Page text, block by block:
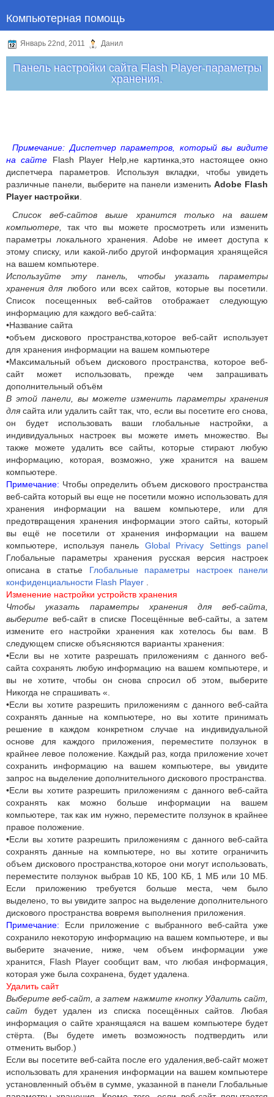
Компьютерная помощь
Январь 22nd, 2011 Данил
Панель настройки сайта Flash Player-параметры
хранения.
Примечание: Диспетчер параметров, который вы видите
на сайте Flash Player Help,не картинка,это настоящее окно
диспетчера параметров. Используя вкладки, чтобы увидеть
различные панели, выберите на панели изменитьAdobe Flash
Player настройки
Список веб-сайтов выше хранится только на вашем
компьютере, так что вы можете просмотреть или изменить
параметры локального хранения. Adobe не имеет доступа к
этому списку, или какой-либо другой информация хранящейся
на вашем компьютере.
Используйте эту панель, чтобы указать параметры
хранения для любого или всех сайтов, которые вы посетили.
Список посещенных веб-сайтов отображает следующую
информацию для каждого веб-сайта:
•Название сайта
•объем дискового пространства,которое веб-сайт использует
для хранения информации на вашем компьютере
•Максимальный объем дискового пространства, которое веб-
сайт может использовать, прежде чем запрашивать
дополнительный объём
В этой панели, вы можете изменить параметры хранения
для сайта или удалить сайт так, что, если вы посетите его снова,
он будет использовать ваши глобальные настройки, а
индивидуальных настроек вы можете иметь множество. Вы
также можете удалить все сайты, которые стирают любую
информацию, которая, возможно, уже хранится на вашем
компьютере.
Примечание: Чтобы определить объем дискового пространства
веб-сайта который вы еще не посетили можно использовать для
хранения информации на вашем компьютере, или для
предотвращения хранения информации этого сайты, который
вы ещё не посетили от хранения информации на вашем
компьютере, используя панель Global Privacy Settings panel
Глобальные параметры хранения русская версия настроек
описана в статье Глобальные параметры настроек панели
конфиденциальности Flash Player
Изменение настройки устройств хранения
Чтобы указать параметры хранения для веб-сайта,
выберите веб-сайт в списке Посещённые веб-сайты, а затем
измените его настройки хранения как хотелось бы вам. В
следующем списке объясняются варианты хранения:
•Если вы не хотите разрешать приложениям с данного веб-
сайта сохранять любую информацию на вашем компьютере, и
вы не хотите, чтобы он снова спросил об этом, выберите
Никогда не спрашивать «.
•Если вы хотите разрешить приложениям с данного веб-сайта
сохранять данные на компьютере, но вы хотите принимать
решение в каждом конкретном случае на индивидуальной
основе для каждого приложения, переместите ползунок в
крайнее левое положение. Каждый раз, когда приложение хочет
сохранить информацию на вашем компьютере, вы увидите
запрос на выделение дополнительного дискового пространства.
•Если вы хотите разрешить приложениям с данного веб-сайта
сохранять как можно больше информации на вашем
компьютере, так как им нужно, переместите ползунок в крайнее
правое положение.
•Если вы хотите разрешить приложениям с данного веб-сайта
сохранять данные на компьютере, но вы хотите ограничить
объем дискового пространства,которое они могут использовать,
переместите ползунок выбрав 10 КБ, 100 КБ, 1 МБ или 10 МБ.
Если приложению требуется больше места, чем было
выделено, то вы увидите запрос на выделение дополнительного
дискового пространства вовремя выполнения приложения.
Примечание: Если приложение с выбранного веб-сайта уже
сохранило некоторую информацию на вашем компьютере, и вы
выберите значение, ниже, чем объем информации уже
хранится, Flash Player сообщит вам, что любая информация,
которая уже была сохранена, будет удалена.
Удалить сайт
Выберите веб-сайт, а затем нажмите кнопку Удалить сайт,
сайт будет
удален из списка посещённых сайтов. Любая
информация о сайте хранящаяся на вашем компьютере будет
стёрта. (Вы будете иметь возможность подтвердить или
отменить выбор.)
Если вы посетите веб-сайта после его удаления,веб-сайт может
использовать для хранения информации на вашем компьютере
установленный объём в сумме, указанной в панели Глобальные